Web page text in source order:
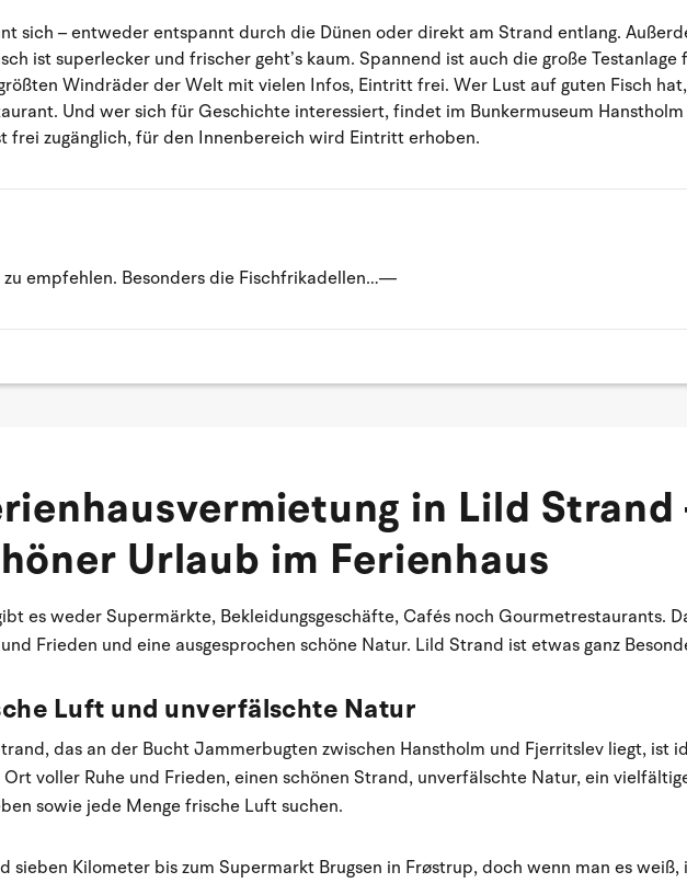
sich – entweder entspannt durch die Dünen oder direkt am Strand entlang.
ist superlecker und frischer geht’s kaum. Spannend ist auch die große
Windräder der Welt mit vielen Infos, Eintritt frei. Wer Lust auf guten Fisch
Und wer sich für Geschichte interessiert, findet im Bunkermuseum
frei zugänglich, für den Innenbereich wird Eintritt erhoben.
empfehlen. Besonders die Fischfrikadellen…—
in Lild Strand
Urlaub im Ferienhaus
es weder Supermärkte, Bekleidungsgeschäfte, Cafés noch Gourmetrestaurants.
Frieden und eine ausgesprochen schöne Natur. Lild Strand ist etwas ganz
Luft und unverfälschte Natur
das an der Bucht Jammerbugten zwischen Hanstholm und Fjerritslev liegt, ist
voller Ruhe und Frieden, einen schönen Strand, unverfälschte Natur, ein
sowie jede Menge frische Luft suchen.
sieben Kilometer bis zum Supermarkt Brugsen in Frøstrup, doch wenn man es weiß,